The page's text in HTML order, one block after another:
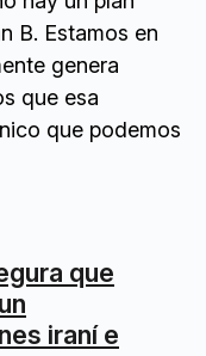
B. Estamos en
genera
que esa
que podemos
que
iraní e